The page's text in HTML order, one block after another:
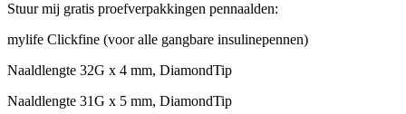
Stuur mij gratis proefverpakkingen pennaalden:
mylife Clickfine (voor alle gangbare insulinepennen)
Naaldlengte 32G x 4 mm, DiamondTip
Naaldlengte 31G x 5 mm, DiamondTip